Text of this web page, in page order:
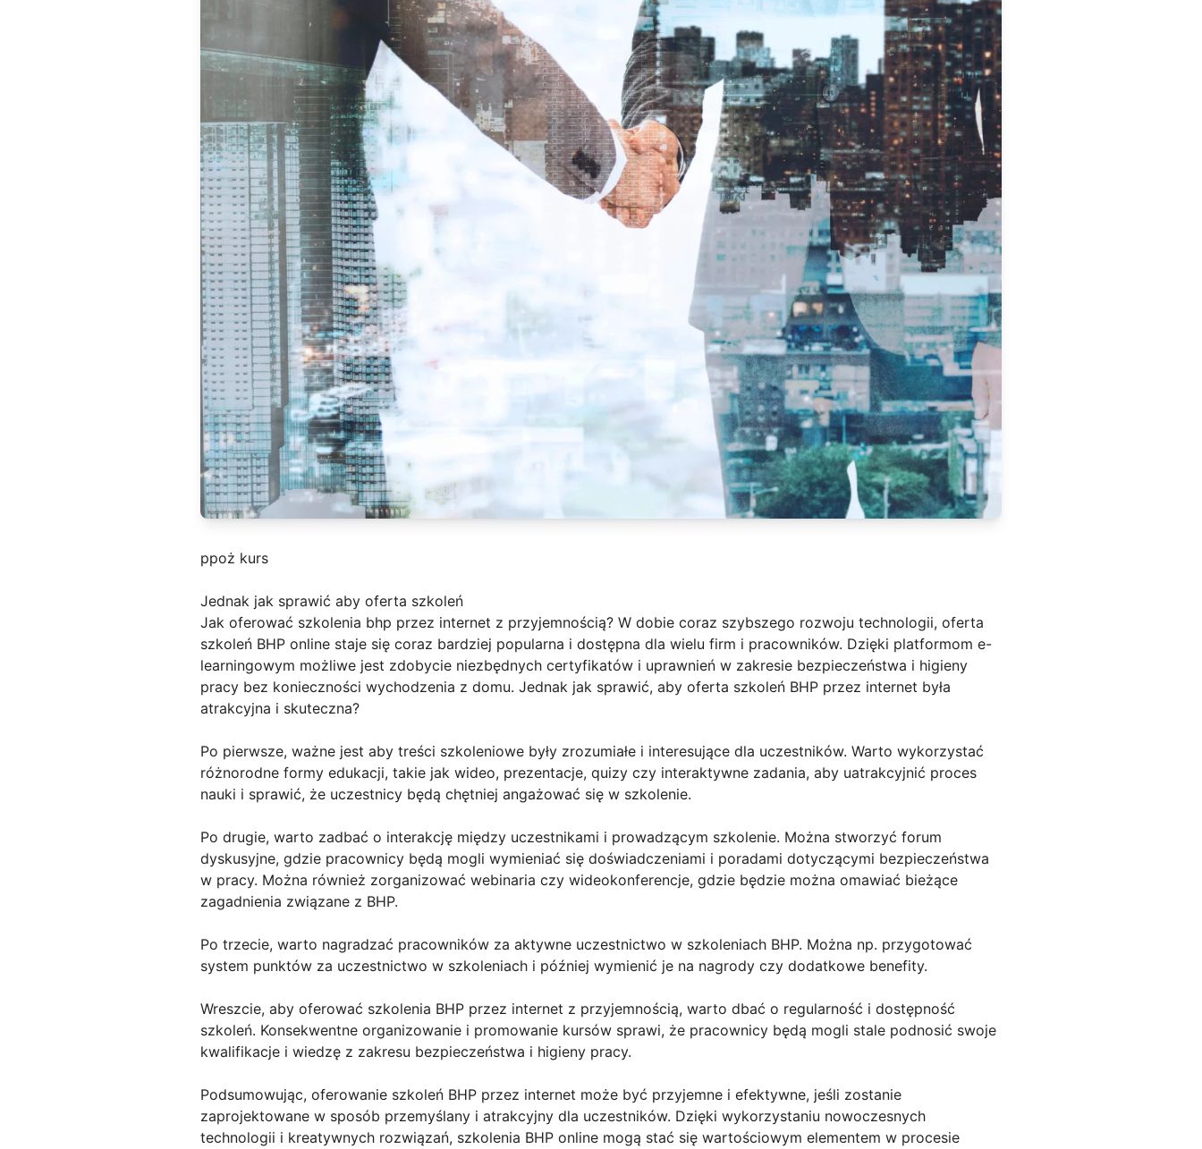
ppoż kurs
Jednak jak sprawić aby oferta szkoleń
Jak oferować szkolenia bhp przez internet z przyjemnością? W dobie coraz szybszego rozwoju technologii, oferta
szkoleń BHP online staje się coraz bardziej popularna i dostępna dla wielu firm i pracowników. Dzięki platformom e-
learningowym możliwe jest zdobycie niezbędnych certyfikatów i uprawnień w zakresie bezpieczeństwa i higieny
pracy bez konieczności wychodzenia z domu. Jednak jak sprawić, aby oferta szkoleń BHP przez internet była
atrakcyjna i skuteczna?
Po pierwsze, ważne jest aby treści szkoleniowe były zrozumiałe i interesujące dla uczestników. Warto wykorzystać
różnorodne formy edukacji, takie jak wideo, prezentacje, quizy czy interaktywne zadania, aby uatrakcyjnić proces
nauki i sprawić, że uczestnicy będą chętniej angażować się w szkolenie.
Po drugie, warto zadbać o interakcję między uczestnikami i prowadzącym szkolenie. Można stworzyć forum
dyskusyjne, gdzie pracownicy będą mogli wymieniać się doświadczeniami i poradami dotyczącymi bezpieczeństwa
w pracy. Można również zorganizować webinaria czy wideokonferencje, gdzie będzie można omawiać bieżące
zagadnienia związane z BHP.
Po trzecie, warto nagradzać pracowników za aktywne uczestnictwo w szkoleniach BHP. Można np. przygotować
system punktów za uczestnictwo w szkoleniach i później wymienić je na nagrody czy dodatkowe benefity.
Wreszcie, aby oferować szkolenia BHP przez internet z przyjemnością, warto dbać o regularność i dostępność
szkoleń. Konsekwentne organizowanie i promowanie kursów sprawi, że pracownicy będą mogli stale podnosić swoje
kwalifikacje i wiedzę z zakresu bezpieczeństwa i higieny pracy.
Podsumowując, oferowanie szkoleń BHP przez internet może być przyjemne i efektywne, jeśli zostanie
zaprojektowane w sposób przemyślany i atrakcyjny dla uczestników. Dzięki wykorzystaniu nowoczesnych
technologii i kreatywnych rozwiązań, szkolenia BHP online mogą stać się wartościowym elementem w procesie